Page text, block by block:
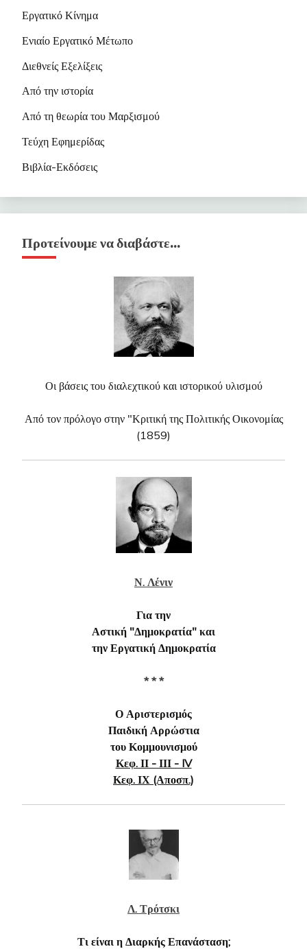
Εργατικό Κίνημα
Ενιαίο Εργατικό Μέτωπο
Διεθνείς Εξελίξεις
Από την ιστορία
Από τη θεωρία του Μαρξισμού
Τεύχη Εφημερίδας
Βιβλία-Εκδόσεις
Προτείνουμε να διαβάστε…
Οι βάσεις του διαλεχτικού και ιστορικού υλισμού
Από τον πρόλογο στην "Κριτική της Πολιτικής Οικονομίας
(1859)
Ν. Λένιν
Για την
Αστική "Δημοκρατία" και
την Εργατική Δημοκρατία
* * *
Ο Αριστερισμός
Παιδική Αρρώστια
του Κομμουνισμού
Κεφ. ΙΙ - ΙΙΙ - IV
Κεφ. ΙΧ (Αποσπ.)
Λ. Τρότσκι
Τι είναι η Διαρκής Επανάσταση;